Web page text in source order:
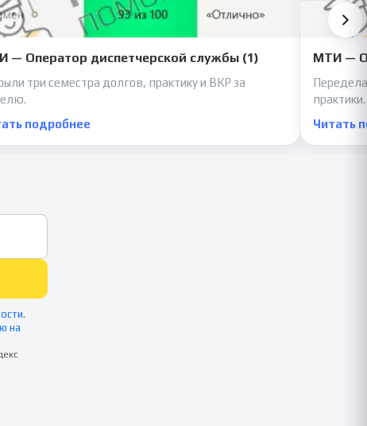
— Оператор диспетчерской службы (1)
три семестра долгов, практику и ВКР за
подробнее
МТИ —
практики.
Читать
.
на